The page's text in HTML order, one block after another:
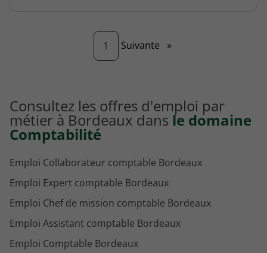
1 Page
Suivante »
Consultez les offres d'emploi par
métier à Bordeaux dans le domaine
Comptabilité
Emploi Collaborateur comptable Bordeaux
Emploi Expert comptable Bordeaux
Emploi Chef de mission comptable Bordeaux
Emploi Assistant comptable Bordeaux
Emploi Comptable Bordeaux